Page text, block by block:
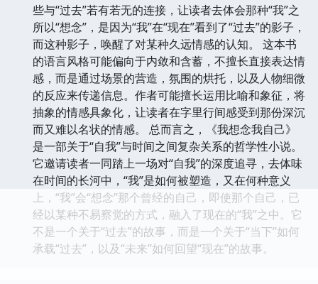
些与“过去”若有若无的连接，让读者去体会那种“我”之
所以“想念”，是因为“我”在“现在”看到了“过去”的影子，
而这种影子，唤醒了对某种久远情感的认知。 这本书
的语言风格可能偏向于内敛和含蓄，不擅长直接表达情
感，而是通过场景的营造，氛围的烘托，以及人物细微
的反应来传递信息。作者可能擅长运用比喻和象征，将
抽象的情感具象化，让读者在字里行间感受到那份深沉
而又难以名状的情感。 总而言之，《我想念我自己》
是一部关于“自我”与时间之间复杂关系的哲学性小说。
它邀请读者一同踏上一场对“自我”的深度追寻，去体味
在时间的长河中，“我”是如何被塑造，又在何种意义
上，“我”会“想念”那个曾经的自己，即使那个自己，已
经以某种不易察觉的方式，融入了现在的“我”之中。它
不是一个关于“过去”的故事，而是一个关于“当下”如何
承载“过去”，以及“未来”如何回望“现在”的故事。